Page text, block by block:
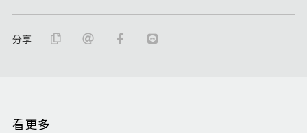
分享
看更多